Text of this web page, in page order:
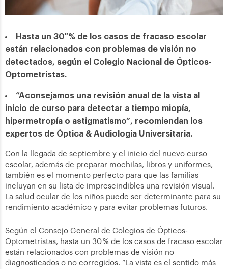
Hasta un 30 % de los casos de fracaso escolar
están relacionados con problemas de visión no
detectados, según el Colegio Nacional de Ópticos-
Optometristas.
“Aconsejamos una revisión anual de la vista al
inicio de curso para detectar a tiempo miopía,
hipermetropía o astigmatismo”, recomiendan los
expertos de Óptica & Audiología Universitaria.
Con la llegada de septiembre y el inicio del nuevo curso
escolar, además de preparar mochilas, libros y uniformes,
también es el momento perfecto para que las familias
incluyan en su lista de imprescindibles una revisión visual.
La salud ocular de los niños puede ser determinante para su
rendimiento académico y para evitar problemas futuros.
Según el Consejo General de Colegios de Ópticos-
Optometristas, hasta un 30 % de los casos de fracaso escolar
están relacionados con problemas de visión no
diagnosticados o no corregidos. “La vista es el sentido más